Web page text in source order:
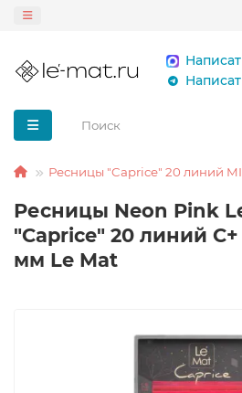
Ресницы "Caprice" 20 линий
Ресницы Neon Pink
"Caprice" 20 линий C+
мм Le Mat